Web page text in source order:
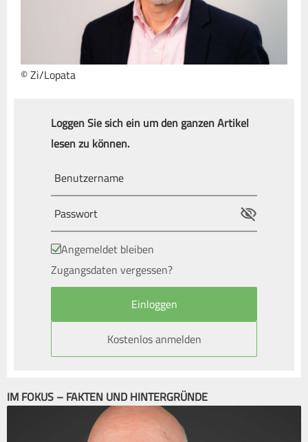
© Zi/Lopata
Loggen Sie sich ein um den ganzen Artikel
lesen zu können.
Angemeldet bleiben
Zugangsdaten vergessen?
Kostenlos anmelden
IM FOKUS – FAKTEN UND HINTERGRÜNDE